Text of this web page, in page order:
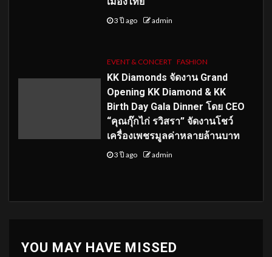
3 ปี ago admin
EVENT & CONCERT FASHION
KK Diamonds จัดงาน Grand
Opening KK Diamond & KK
Birth Day Gala Dinner โดย CEO
“คุณกุ๊กไก่ รวิสรา” จัดงานโชว์
เครื่องเพชรมูลค่าหลายล้านบาท
3 ปี ago admin
YOU MAY HAVE MISSED